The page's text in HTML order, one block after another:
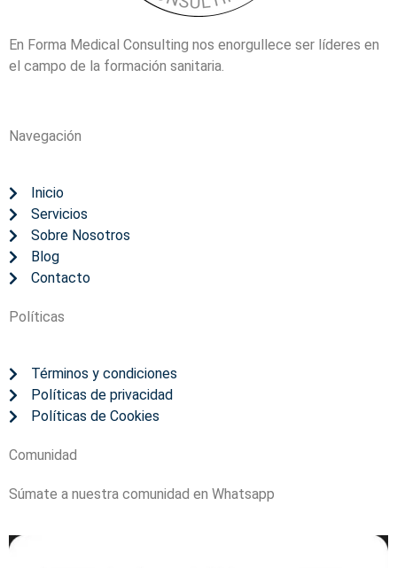
En Forma Medical Consulting nos enorgullece ser líderes en
el campo de la formación sanitaria.
Navegación
Inicio
Servicios
Sobre Nosotros
Blog
Contacto
Políticas
Términos y condiciones
Políticas de privacidad
Políticas de Cookies
Comunidad
Súmate a nuestra comunidad en Whatsapp